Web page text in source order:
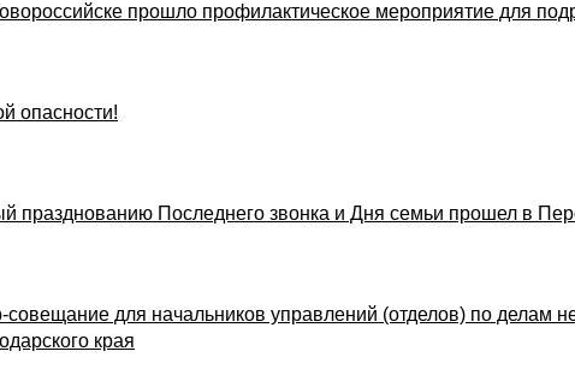
прошло профилактическое мероприятие для
опасности!
празднованию Последнего звонка и Дня семьи прошел в
для начальников управлений (отделов) по делам
края